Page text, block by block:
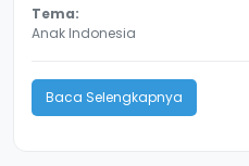
Tema:
Anak Indonesia
Baca Selengkapnya